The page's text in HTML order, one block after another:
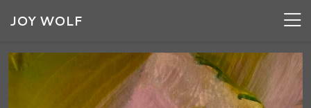
JOY WOLF